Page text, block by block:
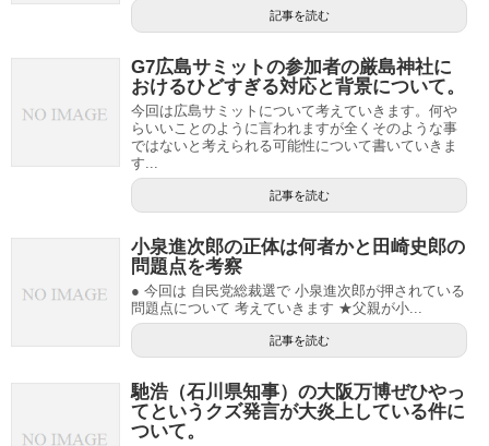
記事を読む
G7広島サミットの参加者の厳島神社に
おけるひどすぎる対応と背景について。
今回は広島サミットについて考えていきます。何や
らいいことのように言われますが全くそのような事
ではないと考えられる可能性について書いていきま
す...
記事を読む
小泉進次郎の正体は何者かと田崎史郎の
問題点を考察
● 今回は 自民党総裁選で 小泉進次郎が押されている
問題点について 考えていきます ★父親が小...
記事を読む
馳浩（石川県知事）の大阪万博ぜひやっ
てというクズ発言が大炎上している件に
ついて。